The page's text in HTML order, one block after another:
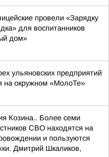
провели «Зарядку
для воспитанников
дом»
ульяновских предприятий
на окружном «МолоТе»
Козина.. Более семи
СВО находятся на
и пользуются
Дмитрий Шкаликов,